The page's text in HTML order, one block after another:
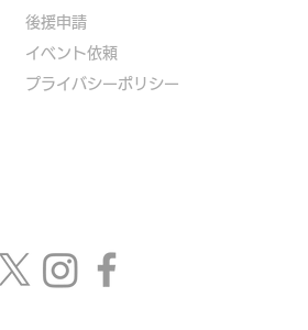
​後援申請
​イベント依頼
プライバシーポリシー